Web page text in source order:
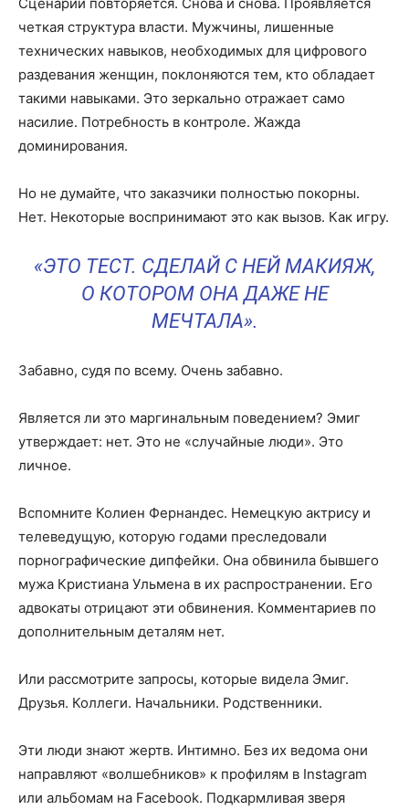
четкая структура власти. Мужчины, лишенные
технических навыков, необходимых для цифрового
раздевания женщин, поклоняются тем, кто обладает
такими навыками. Это зеркально отражает само
насилие. Потребность в контроле. Жажда
доминирования.
Но не думайте, что заказчики полностью покорны.
Нет. Некоторые воспринимают это как вызов. Как игру.
«ЭТО ТЕСТ. СДЕЛАЙ С НЕЙ МАКИЯЖ,
О КОТОРОМ ОНА ДАЖЕ НЕ
МЕЧТАЛА».
Забавно, судя по всему. Очень забавно.
Является ли это маргинальным поведением? Эмиг
утверждает: нет. Это не «случайные люди». Это
личное.
Вспомните Колиен Фернандес. Немецкую актрису и
телеведущую, которую годами преследовали
порнографические дипфейки. Она обвинила бывшего
мужа Кристиана Ульмена в их распространении. Его
адвокаты отрицают эти обвинения. Комментариев по
дополнительным деталям нет.
Или рассмотрите запросы, которые видела Эмиг.
Друзья. Коллеги. Начальники. Родственники.
Эти люди знают жертв. Интимно. Без их ведома они
направляют «волшебников» к профилям в Instagram
или альбомам на Facebook. Подкармливая зверя